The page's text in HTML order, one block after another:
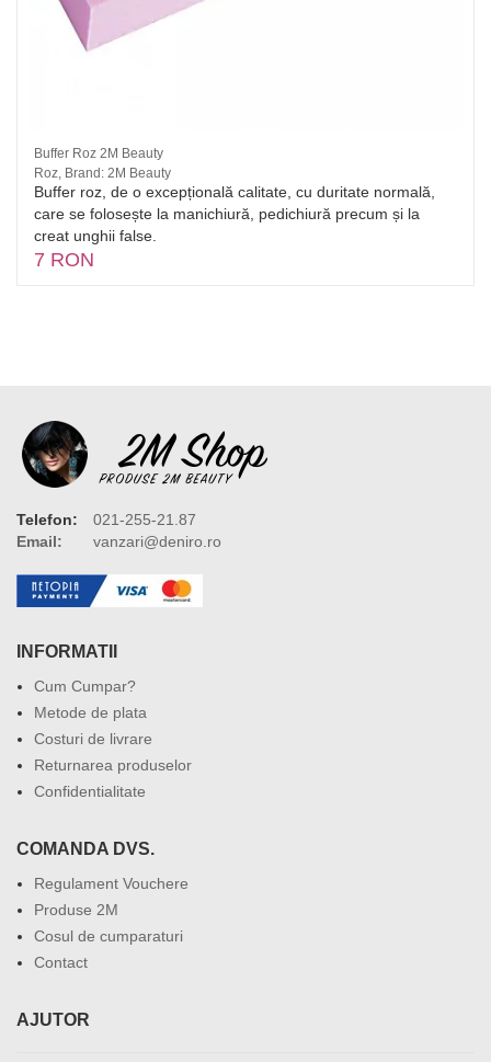
Buffer Roz 2M Beauty
Roz, Brand: 2M Beauty
Buffer roz, de o excepțională calitate, cu duritate normală,
care se folosește la manichiură, pedichiură precum și la
creat unghii false.
7 RON
Telefon:
021-255-21.87
Email:
vanzari@deniro.ro
INFORMATII
Cum Cumpar?
Metode de plata
Costuri de livrare
Returnarea produselor
Confidentialitate
COMANDA DVS.
Regulament Vouchere
Produse 2M
Cosul de cumparaturi
Contact
AJUTOR